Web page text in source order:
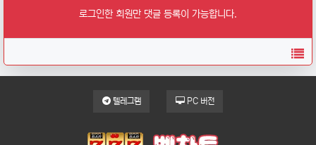
로그인한 회원만 댓글 등록이 가능합니다.
목
텔레그램 PC 버전